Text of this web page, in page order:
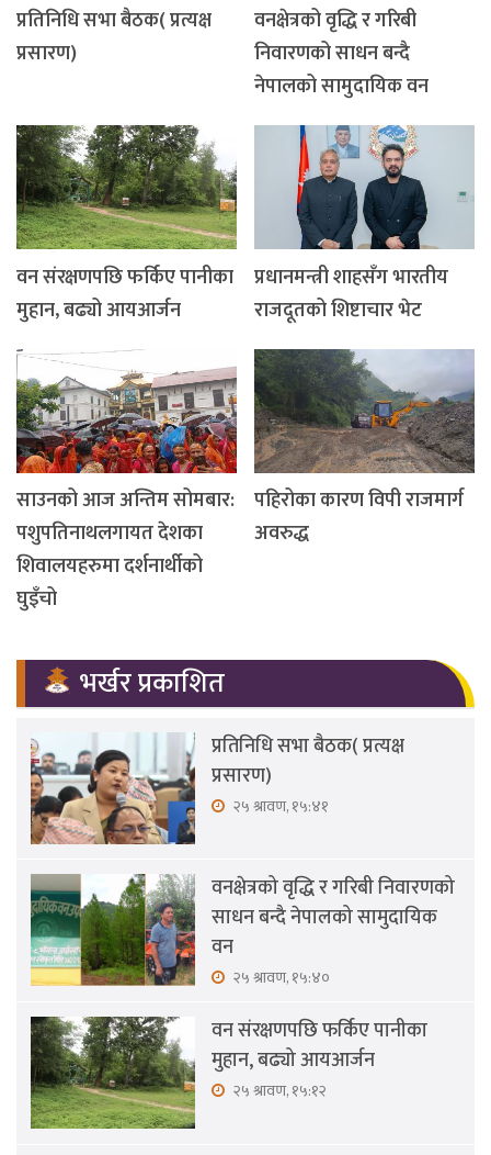
प्रतिनिधि सभा बैठक( प्रत्यक्ष
प्रसारण)
वनक्षेत्रको वृद्धि र गरिबी
निवारणको साधन बन्दै
नेपालको सामुदायिक वन
वन संरक्षणपछि फर्किए पानीका
मुहान, बढ्यो आयआर्जन
प्रधानमन्त्री शाहसँग भारतीय
राजदूतको शिष्टाचार भेट
साउनको आज अन्तिम सोमबार:
पशुपतिनाथलगायत देशका
शिवालयहरुमा दर्शनार्थीको
घुइँचो
पहिरोका कारण विपी राजमार्ग
अवरुद्ध
भर्खर प्रकाशित
प्रतिनिधि सभा बैठक( प्रत्यक्ष
प्रसारण)
२५ श्रावण, १५:४१
वनक्षेत्रको वृद्धि र गरिबी निवारणको
साधन बन्दै नेपालको सामुदायिक
वन
२५ श्रावण, १५:४०
वन संरक्षणपछि फर्किए पानीका
मुहान, बढ्यो आयआर्जन
२५ श्रावण, १५:१२